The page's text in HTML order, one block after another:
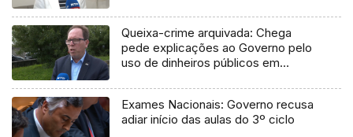
Queixa-crime arquivada: Chega
pede explicações ao Governo pelo
uso de dinheiros públicos em
Exames Nacionais: Governo recusa
adiar início das aulas do 3º ciclo